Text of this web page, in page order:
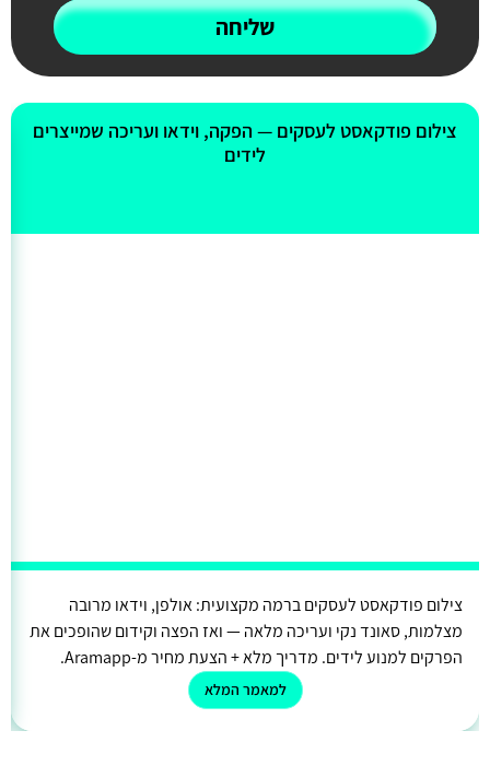
שליחה
אולי יעניין אותך גם
צילום פודקאסט לעסקים — הפקה, וידאו ועריכה שמייצרים
לידים
צילום פודקאסט לעסקים ברמה מקצועית: אולפן, וידאו מרובה
מצלמות, סאונד נקי ועריכה מלאה — ואז הפצה וקידום שהופכים את
הפרקים למנוע לידים. מדריך מלא + הצעת מחיר מ-Aramapp.
למאמר המלא